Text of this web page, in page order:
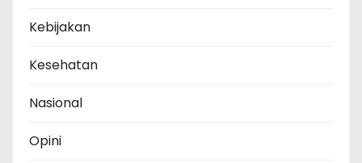
Kebijakan
Kesehatan
Nasional
Opini